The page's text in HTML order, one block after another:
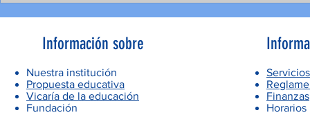
Información sobre
Nuestra institución
Propuesta educativa
Vicaría de la educación
Fundación
Servicios
Finanzas
Horarios